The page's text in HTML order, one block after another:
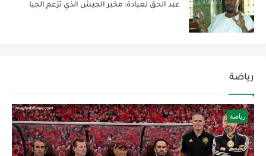
عبد الحق لعيادة: مخبر الجيش الذي تزعم الجيا
رياضة
رياضة